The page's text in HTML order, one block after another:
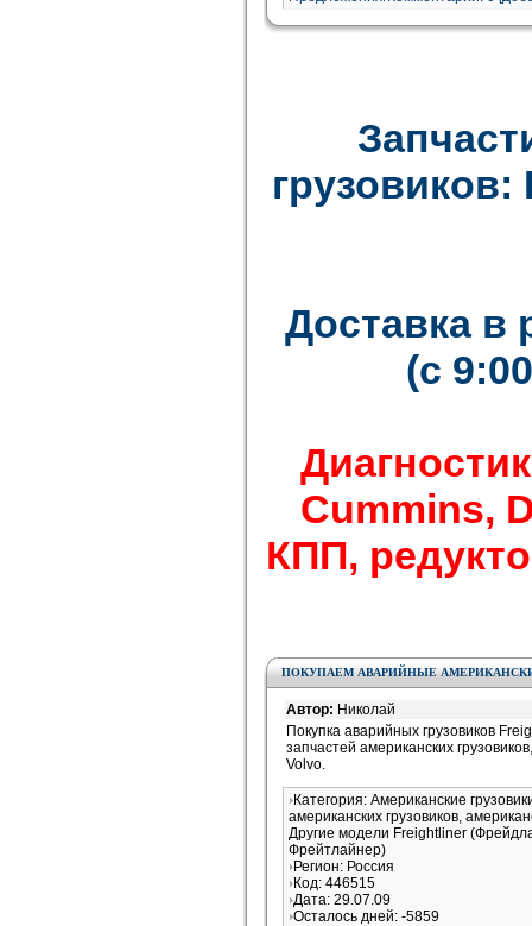
Доставка в
(с
Cummins,
КПП,
ПОКУПАЕМ АВАРИЙНЫЕ АМЕРИКАНСКИЕ
Автор: Николай
Покупка аварийных грузовиков
запчастей американских
Volvo.
Категория: Американские
американских грузовиков,
Другие модели Freightliner
Фрейтлайнер)
Регион: Россия
Код: 446515
Дата: 29.07.09
Осталось дней: -5859